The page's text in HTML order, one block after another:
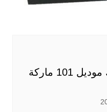
الة تغليف كتب بالشرنك موديل 101 ماركة